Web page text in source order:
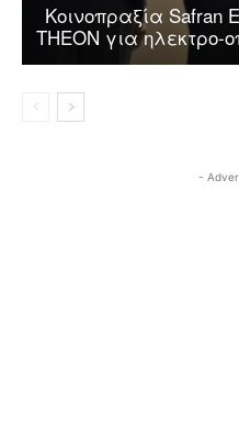
Κοινοπραξία Safran
THEON για ηλεκτρο-
-